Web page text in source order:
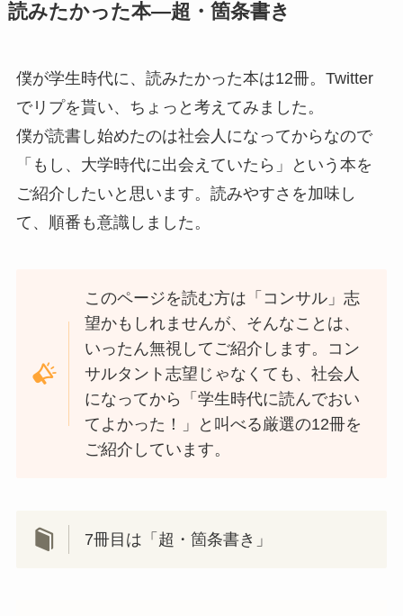
読みたかった本—超・箇条書き
僕が学生時代に、読みたかった本は12冊。Twitter
でリプを貰い、ちょっと考えてみました。
僕が読書し始めたのは社会人になってからなので
「もし、大学時代に出会えていたら」という本を
ご紹介したいと思います。読みやすさを加味し
て、順番も意識しました。
このページを読む方は「コンサル」志
望かもしれませんが、そんなことは、
いったん無視してご紹介します。コン
サルタント志望じゃなくても、社会人
になってから「学生時代に読んでおい
てよかった！」と叫べる厳選の12冊を
ご紹介しています。
7冊目は「超・箇条書き」